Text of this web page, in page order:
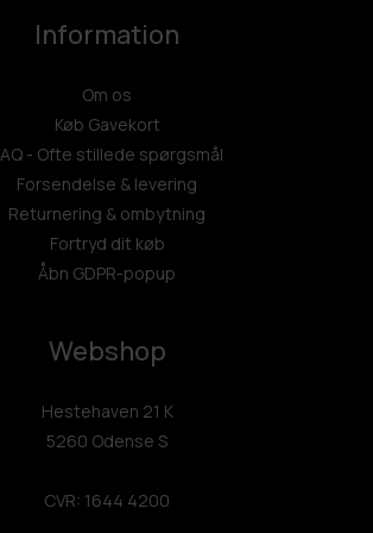
Information
Om os
Køb Gavekort
- Ofte stillede spørgsmål
Forsendelse & levering
Returnering & ombytning
Fortryd dit køb
Åbn GDPR-popup
Webshop
Hestehaven 21 K
5260 Odense S
CVR: 1644 4200